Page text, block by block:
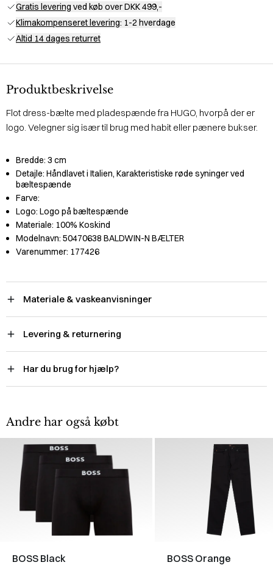
Gratis levering ved køb over DKK 499,-
Klimakompenseret levering: 1-2 hverdage
Altid 14 dages returret
Produktbeskrivelse
Flot dress-bælte med pladespænde fra HUGO, hvorpå der er
logo. Velegner sig især til brug med habit eller pænere bukser.
Bredde: 3 cm
Detajle: Håndlavet i Italien, Karakteristiske røde syninger ved
bæltespænde
Farve:
Logo: Logo på bæltespænde
Materiale: 100% Koskind
Modelnavn: 50470638 BALDWIN-N BÆLTER
Varenummer: 177426
Materiale & vaskeanvisninger
Levering & returnering
Har du brug for hjælp?
Andre har også købt
BOSS Black BOSS Orange